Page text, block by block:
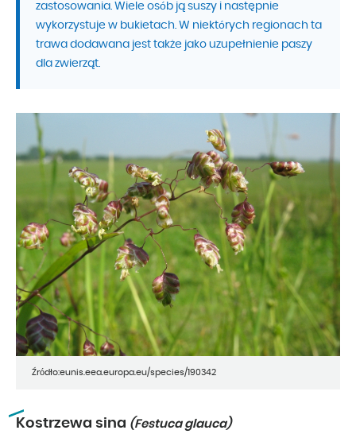
zastosowania. Wiele osób ją suszy i następnie
wykorzystuje w bukietach. W niektórych regionach ta
trawa dodawana jest także jako uzupełnienie paszy
dla zwierząt.
Źródło:eunis.eea.europa.eu/species/190342
Kostrzewa sina (Festuca glauca)